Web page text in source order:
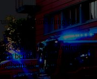
von Anmeldung des
einen kostenfreien
bei der Anmeldung
an uns